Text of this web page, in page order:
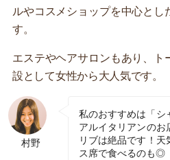
ルやコスメショップを中心とし
す。
エステやヘアサロンもあり、ト
設として女性から大人気です。
村野
私のおすすめは「シ
アルイタリアンのお
リブは絶品です！
ス席で食べるのも◎